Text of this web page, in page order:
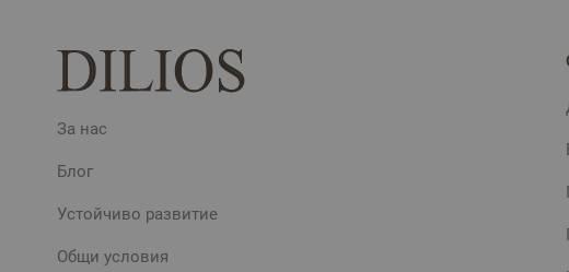
За нас
Блог
Устойчиво развитие
Общи условия